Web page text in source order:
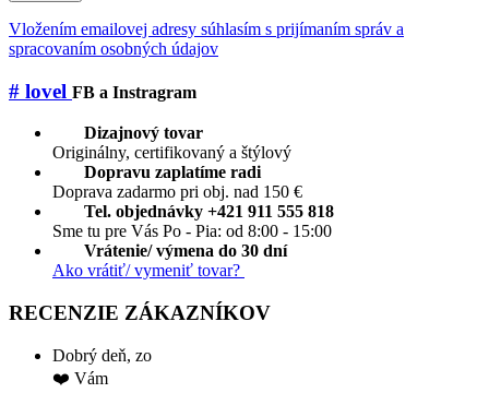
Vložením emailovej adresy súhlasím s prijímaním správ a
spracovaním osobných údajov
# lovel FB a Instragram
Dizajnový tovar
Originálny, certifikovaný a štýlový
Dopravu zaplatíme radi
Doprava zadarmo pri obj. nad 150 €
Tel. objednávky +421 911 555 818
Sme tu pre Vás Po - Pia: od 8:00 - 15:00
Vrátenie/ výmena do 30 dní
Ako vrátiť/ vymeniť tovar?
RECENZIE ZÁKAZNÍKOV
Dobrý deň, zo
❤️ Vám